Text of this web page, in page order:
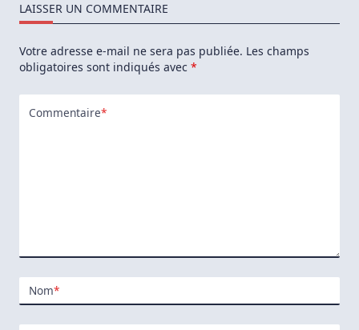
LAISSER UN COMMENTAIRE
Votre adresse e-mail ne sera pas publiée. Les champs
obligatoires sont indiqués avec *
Commentaire*
Nom*